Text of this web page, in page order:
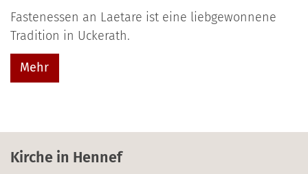
Fastenessen an Laetare ist eine liebgewonnene
Tradition in Uckerath.
Mehr
Kirche in Hennef